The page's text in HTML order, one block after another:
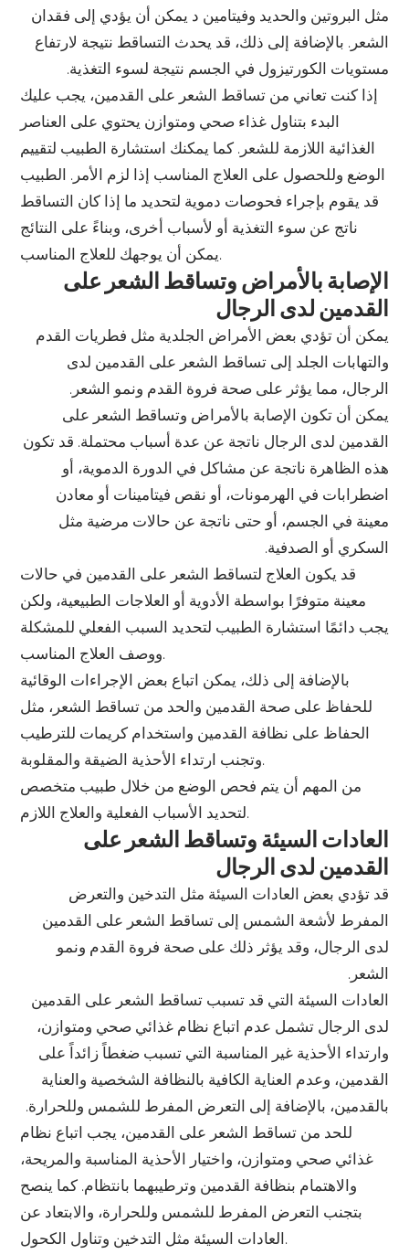
مثل البروتين والحديد وفيتامين د يمكن أن يؤدي إلى فقدان
الشعر. بالإضافة إلى ذلك، قد يحدث التساقط نتيجة لارتفاع
مستويات الكورتيزول في الجسم نتيجة لسوء التغذية.
إذا كنت تعاني من تساقط الشعر على القدمين، يجب عليك
البدء بتناول غذاء صحي ومتوازن يحتوي على العناصر
الغذائية اللازمة للشعر. كما يمكنك استشارة الطبيب لتقييم
الوضع وللحصول على العلاج المناسب إذا لزم الأمر. الطبيب
قد يقوم بإجراء فحوصات دموية لتحديد ما إذا كان التساقط
ناتج عن سوء التغذية أو لأسباب أخرى، وبناءً على النتائج
يمكن أن يوجهك للعلاج المناسب.
الإصابة بالأمراض وتساقط الشعر على
القدمين لدى الرجال
يمكن أن تؤدي بعض الأمراض الجلدية مثل فطريات القدم
والتهابات الجلد إلى تساقط الشعر على القدمين لدى
الرجال، مما يؤثر على صحة فروة القدم ونمو الشعر.
يمكن أن تكون الإصابة بالأمراض وتساقط الشعر على
القدمين لدى الرجال ناتجة عن عدة أسباب محتملة. قد تكون
هذه الظاهرة ناتجة عن مشاكل في الدورة الدموية، أو
اضطرابات في الهرمونات، أو نقص فيتامينات أو معادن
معينة في الجسم، أو حتى ناتجة عن حالات مرضية مثل
السكري أو الصدفية.
قد يكون العلاج لتساقط الشعر على القدمين في حالات
معينة متوفرًا بواسطة الأدوية أو العلاجات الطبيعية، ولكن
يجب دائمًا استشارة الطبيب لتحديد السبب الفعلي للمشكلة
ووصف العلاج المناسب.
بالإضافة إلى ذلك، يمكن اتباع بعض الإجراءات الوقائية
للحفاظ على صحة القدمين والحد من تساقط الشعر، مثل
الحفاظ على نظافة القدمين واستخدام كريمات للترطيب
وتجنب ارتداء الأحذية الضيقة والمقلوبة.
من المهم أن يتم فحص الوضع من خلال طبيب متخصص
لتحديد الأسباب الفعلية والعلاج اللازم.
العادات السيئة وتساقط الشعر على
القدمين لدى الرجال
قد تؤدي بعض العادات السيئة مثل التدخين والتعرض
المفرط لأشعة الشمس إلى تساقط الشعر على القدمين
لدى الرجال، وقد يؤثر ذلك على صحة فروة القدم ونمو
الشعر.
العادات السيئة التي قد تسبب تساقط الشعر على القدمين
لدى الرجال تشمل عدم اتباع نظام غذائي صحي ومتوازن،
وارتداء الأحذية غير المناسبة التي تسبب ضغطاً زائداً على
القدمين، وعدم العناية الكافية بالنظافة الشخصية والعناية
بالقدمين، بالإضافة إلى التعرض المفرط للشمس وللحرارة.
للحد من تساقط الشعر على القدمين، يجب اتباع نظام
غذائي صحي ومتوازن، واختيار الأحذية المناسبة والمريحة،
والاهتمام بنظافة القدمين وترطيبهما بانتظام. كما ينصح
بتجنب التعرض المفرط للشمس وللحرارة، والابتعاد عن
العادات السيئة مثل التدخين وتناول الكحول.